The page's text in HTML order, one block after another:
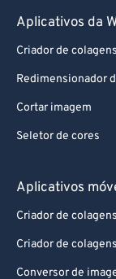
Aplicativos da
Criador de colagens
Redimensionador
Cortar imagem
Seletor de cores
Aplicativos
Criador de
Criador de
Conversor de